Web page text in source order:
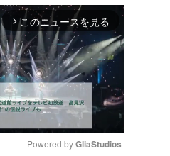
arrow_forward_ios このニュースを見る
Powered by GliaStudios